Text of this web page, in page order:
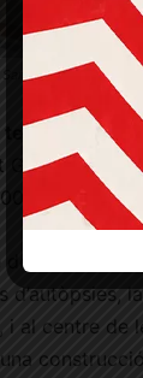
Gervasi ©
terrenys de
pel
rals,
d’autòpsies,
i al centre de